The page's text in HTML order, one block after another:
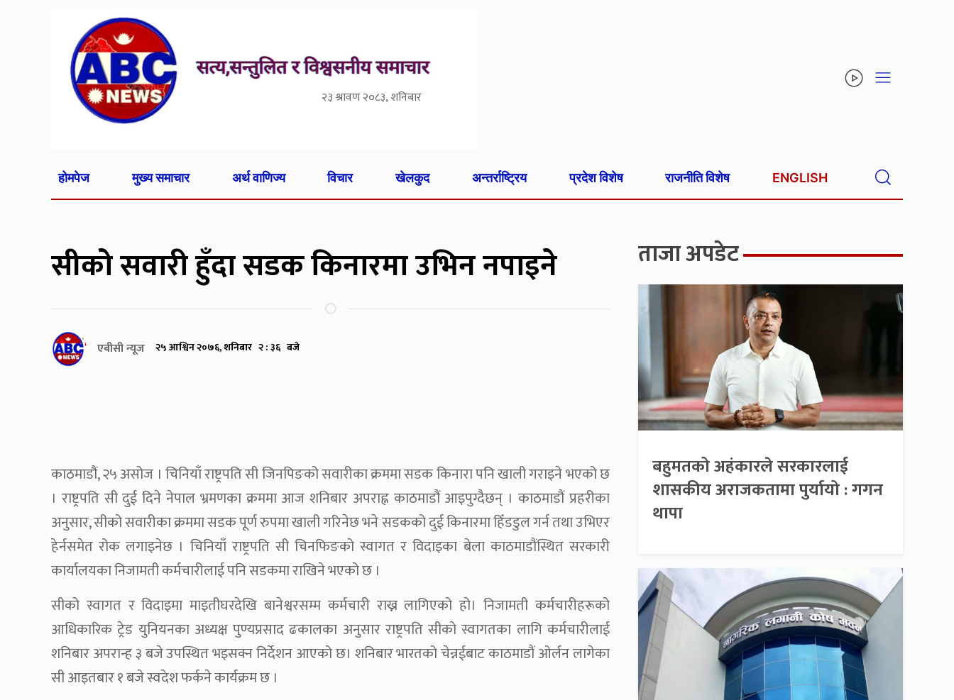
२३ श्रावण २०८३, शनिबार
होमपेज मुख्य समाचार अर्थ वाणिज्य विचार खेलकुद अन्तर्राष्ट्रिय प्रदेश विशेष राजनीति विशेष ENGLISH
सीको सवारी हुँदा सडक किनारमा उभिन नपाइने
एबीसी न्यूज २५ आश्विन २०७६, शनिबार २ : ३६ बजे
काठमाडौं, २५ असोज । चिनियाँ राष्ट्रपति सी जिनपिङको सवारीका क्रममा सडक किनारा पनि खाली गराइने भएको छ
। राष्ट्रपति सी दुई दिने नेपाल भ्रमणका क्रममा आज शनिबार अपराह्न काठमाडौं आइपुग्दैछन् । काठमाडौं प्रहरीका
अनुसार, सीको सवारीका क्रममा सडक पूर्ण रुपमा खाली गरिनेछ भने सडकको दुई किनारमा हिँडडुल गर्न तथा उभिएर
हेर्नसमेत रोक लगाइनेछ । चिनियाँ राष्ट्रपति सी चिनफिङको स्वागत र विदाइका बेला काठमाडौंस्थित सरकारी
कार्यालयका निजामती कर्मचारीलाई पनि सडकमा राखिने भएको छ ।
सीको स्वागत र विदाइमा माइतीघरदेखि बानेश्वरसम्म कर्मचारी राख्न लागिएको हो। निजामती कर्मचारीहरूको
आधिकारिक ट्रेड युनियनका अध्यक्ष पुण्यप्रसाद ढकालका अनुसार राष्ट्रपति सीको स्वागतका लागि कर्मचारीलाई
शनिबार अपरान्ह ३ बजे उपस्थित भइसक्न निर्देशन आएको छ। शनिबार भारतको चेन्नईबाट काठमाडौं ओर्लन लागेका
सी आइतबार १ बजे स्वदेश फर्कने कार्यक्रम छ ।
ताजा अपडेट
बहुमतको अहंकारले सरकारलाई
शासकीय अराजकतामा पुर्यायो : गगन
थापा